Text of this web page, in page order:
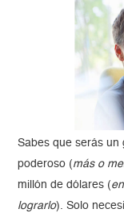
Sabes que serás un
poderoso (más o
millón de dólares (
lograrlo). Solo